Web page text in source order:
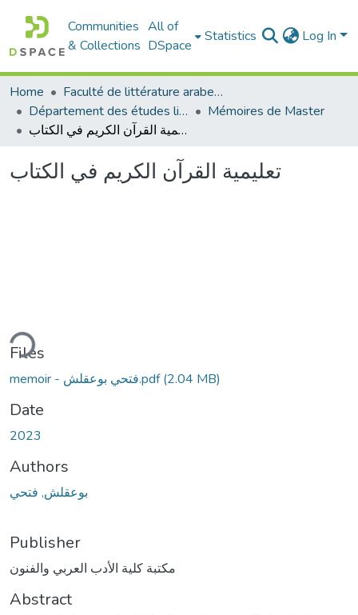
Communities
& Collections
All of
DSpace
Statistics Log In
Home
Faculté de littérature arabe et des arts
Département des études littéraires et critiques
Mémoires de Master
تعليمية القرآن الكريم في الكتاب
تعليمية القرآن الكريم في الكتاب
Files
memoir - فتحي بوعقلش.pdf(2.04 MB)
Date
2023
Authors
بوعقلش, فتحي
Publisher
مكتبة كلية الأدب العربي والفنون
Abstract